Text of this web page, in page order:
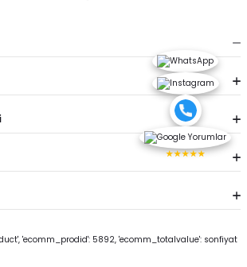
'ecomm_prodid': 5892, 'ecomm_totalvalue': sonfiyat
★★★★★